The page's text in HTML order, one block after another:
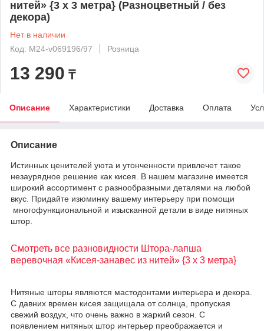
нитей» {3 x 3 метра} (Разноцветный / без
декора)
Нет в наличии
Код: M24-v069196/97
Розница
13 290 ₸
Описание Характеристики Доставка Оплата
Описание
Истинных ценителей уюта и утонченности привлечет такое
незаурядное решение как кисея. В нашем магазине имеется
широкий ассортимент с разнообразными деталями на любой
вкус. Придайте изюминку вашему интерьеру при помощи
многофункциональной и изысканной детали в виде нитяных
штор.
Смотреть все разновидности Штора-лапша
веревочная «Кисея-занавес из нитей» {3 x 3 метра}
Нитяные шторы являются мастодонтами интерьера и декора.
С давних времен кисея защищала от солнца, пропуская
свежий воздух, что очень важно в жаркий сезон. С
появлением нитяных штор интерьер преображается и